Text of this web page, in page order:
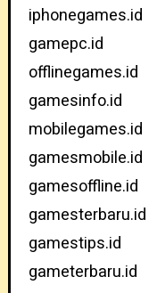
iphonegames.id
gamepc.id
offlinegames.id
gamesinfo.id
mobilegames.id
gamesmobile.id
gamesoffline.id
gamesterbaru.id
gamestips.id
gameterbaru.id